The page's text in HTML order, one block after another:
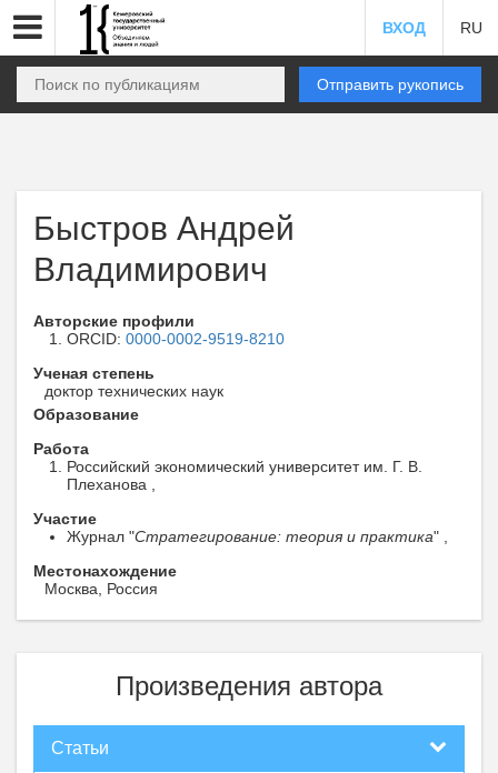
ВХОД RU
Отправить рукопись
Быстров Андрей
Владимирович
Авторские профили
ORCID: 0000-0002-9519-8210
Ученая степень
доктор технических наук
Образование
Работа
Российский экономический университет им. Г. В.
Плеханова ,
Участие
Журнал "Cтратегирование: теория и практика" ,
Местонахождение
Москва, Россия
Произведения автора
Статьи